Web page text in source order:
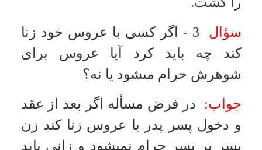
مجتهد يا مأذون از مجتهد اجراء مىشود
و بر زنى كه مكرهه بوده است حدى
نيست.